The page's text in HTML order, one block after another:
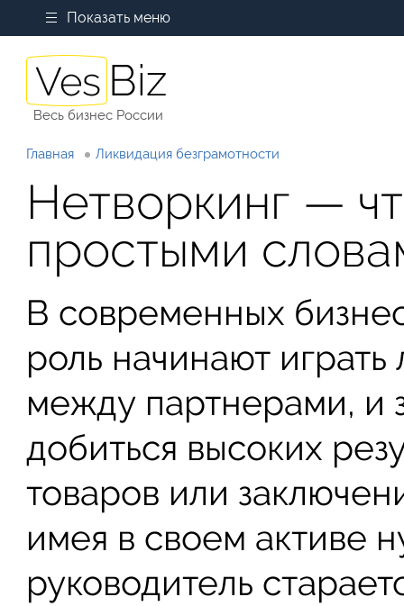
Показать меню
Весь бизнес России
Главная Ликвидация безграмотности
Нетворкинг —
простыми
В современных
роль начинают
между партнерами, и
добиться высоких
товаров или
имея в своем активе
руководитель